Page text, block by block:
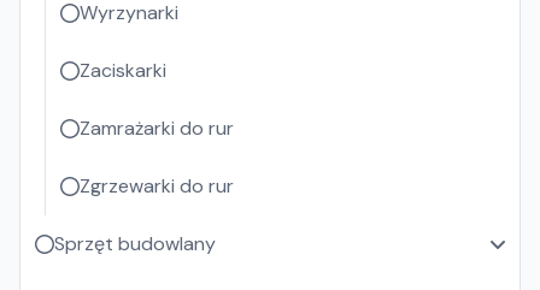
Wyrzynarki
Zaciskarki
Zamrażarki do rur
Zgrzewarki do rur
Sprzęt budowlany